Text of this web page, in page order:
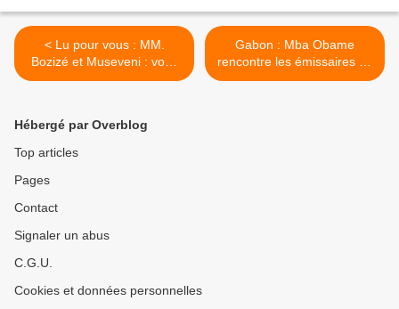
< Lu pour vous : MM.
Bozizé et Museveni : vous
ne rentrerez pas dans
Gabon : Mba Obame
rencontre les émissaires de
Ban Ki- Moon >
Hébergé par Overblog
Top articles
Pages
Contact
Signaler un abus
C.G.U.
Cookies et données personnelles